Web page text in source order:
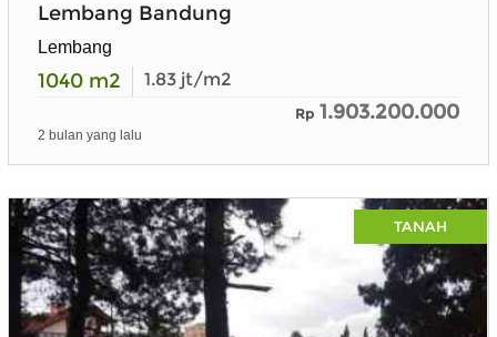
Lembang Bandung
Lembang
1040 m2 1.83 jt/m2
Rp 1.903.200.000
2 bulan yang lalu
TANAH